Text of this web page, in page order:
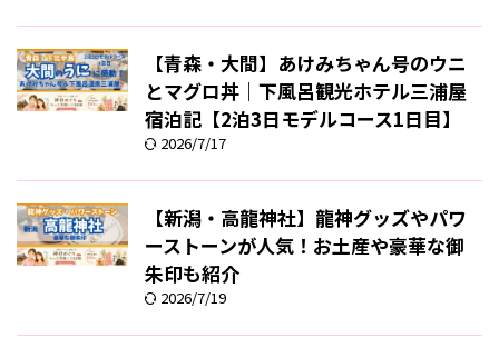
【青森・大間】あけみちゃん号のウニ
とマグロ丼｜下風呂観光ホテル三浦屋
宿泊記【2泊3日モデルコース1日目】
2026/7/17
【新潟・高龍神社】龍神グッズやパワ
ーストーンが人気！お土産や豪華な御
朱印も紹介
2026/7/19